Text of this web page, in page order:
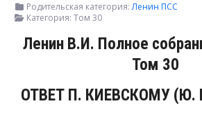
Родительская категория:Ленин ПСС
Категория: Том 30
Ленин В.И. Полное
Том 30
ОТВЕТ П. КИЕВСКОМУ (Ю.